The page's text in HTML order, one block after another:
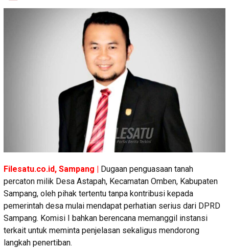
Filesatu.co.id, Sampang | Dugaan penguasaan tanah
percaton milik Desa Astapah, Kecamatan Omben, Kabupaten
Sampang, oleh pihak tertentu tanpa kontribusi kepada
pemerintah desa mulai mendapat perhatian serius dari DPRD
Sampang. Komisi I bahkan berencana memanggil instansi
terkait untuk meminta penjelasan sekaligus mendorong
langkah penertiban.